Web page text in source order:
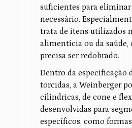
suficientes para eliminar
necessário.
trata de itens utilizados
alimentícia ou da saúde,
precisa ser redobrado.
Dentro da especificação
torcidas, a Weinberger
cilíndricas, de cone e
desenvolvidas para
específicos, como